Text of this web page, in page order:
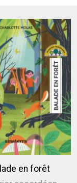
en forêt